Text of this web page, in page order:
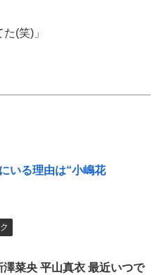
(笑)」
いる理由は“小嶋花
澤菜央 平山真衣 最近いつで